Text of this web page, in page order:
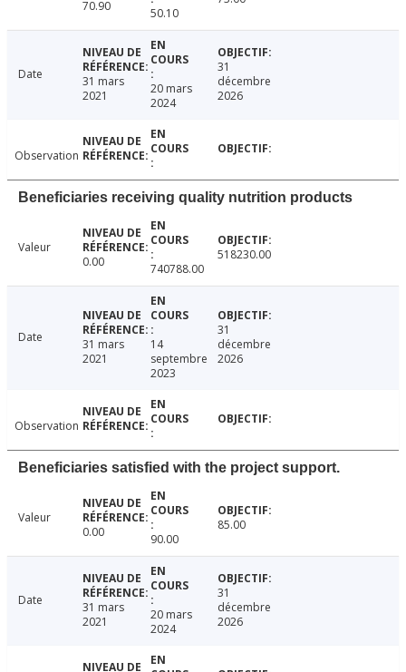
70.90 50.10
Date
31 mars
2021
20 mars
2024
31
décembre
2026
Observation
Beneficiaries receiving quality nutrition products
Valeur
0.00
740788.00
518230.00
Date
31 mars
2021
14
septembre
2023
31
décembre
2026
Observation
Beneficiaries satisfied with the project support.
Valeur
0.00
90.00
85.00
Date
31 mars
2021
20 mars
2024
31
décembre
2026